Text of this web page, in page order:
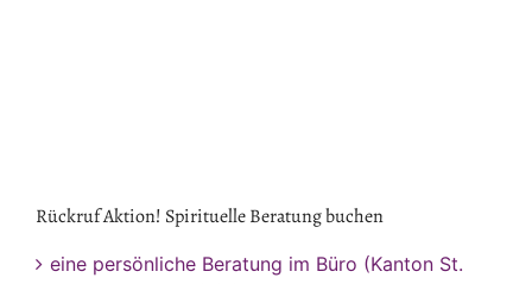
Rückruf Aktion! Spirituelle Beratung buchen
eine persönliche Beratung im Büro (Kanton St.